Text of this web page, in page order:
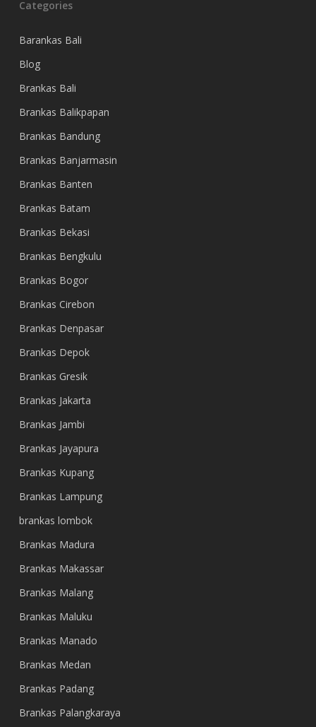
Categories
Barankas Bali
Blog
Brankas Bali
Brankas Balikpapan
Brankas Bandung
Brankas Banjarmasin
Brankas Banten
Brankas Batam
Brankas Bekasi
Brankas Bengkulu
Brankas Bogor
Brankas Cirebon
Brankas Denpasar
Brankas Depok
Brankas Gresik
Brankas Jakarta
Brankas Jambi
Brankas Jayapura
Brankas Kupang
Brankas Lampung
brankas lombok
Brankas Madura
Brankas Makassar
Brankas Malang
Brankas Maluku
Brankas Manado
Brankas Medan
Brankas Padang
Brankas Palangkaraya